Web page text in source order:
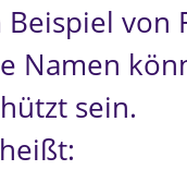
Beispiel von
Namen
sein.